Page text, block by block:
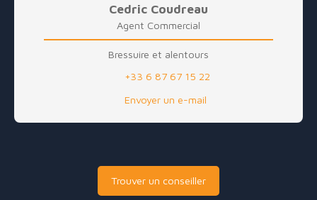
Cedric Coudreau
Agent Commercial
Bressuire et alentours
+33 6 87 67 15 22
Envoyer un e-mail
Trouver un conseiller